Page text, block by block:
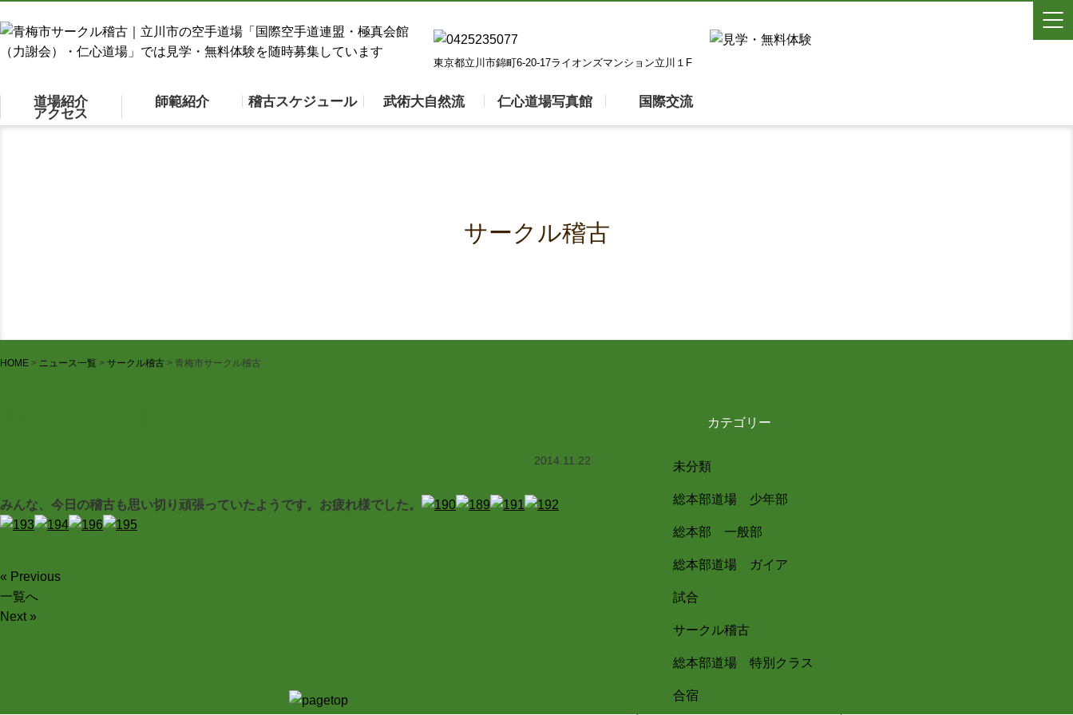
東京都立川市錦町6-20-17ライオンズマンション立川１F
道場紹介 師範紹介 稽古スケジュール 武術大自然流 仁心道場写真館 国際交流
アクセス
サークル稽古
HOME > ニュース一覧 > サークル稽古 > 青梅市サークル稽古
2014.11.22
みんな、今日の稽古も思い切り頑張っていたようです。お疲れ様でした。
« Previous
一覧へ
Next »
カテゴリー
未分類
総本部道場 少年部
総本部 一般部
総本部道場 ガイア
試合
サークル稽古
総本部道場 特別クラス
合宿